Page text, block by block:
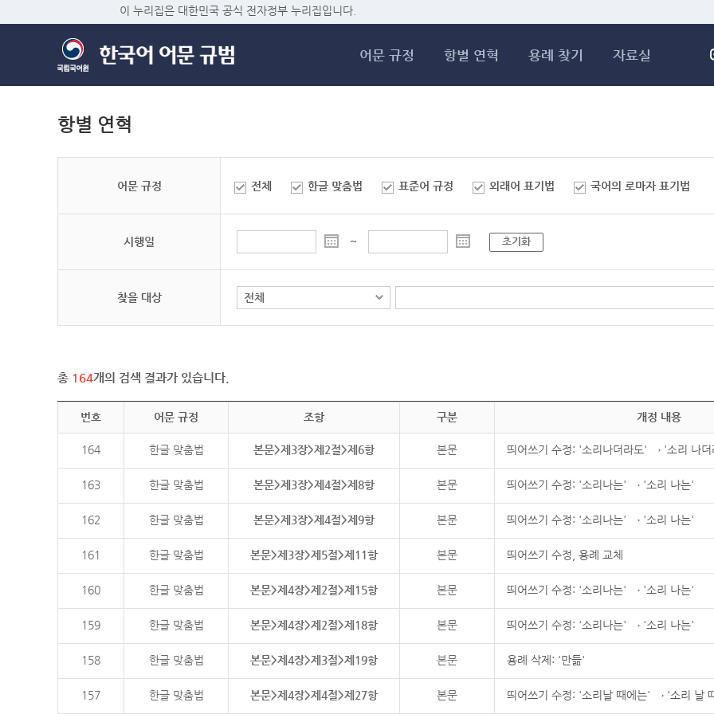
이 누리집은 대한민국 공식 전자정부 누리집입니다.
어문 규정 항별 연혁 용례 찾기 자료실
항별 연혁
어문 규정 전체 한글 맞춤법 표준어 규정 외래어 표기법 국어의 로마자 표기법
시행일 ~ 초기화
찾을 대상
총 164개의 검색 결과가 있습니다.
번호 어문 규정 조항 구분 개정 내용
164 한글 맞춤법 본문>제3장>제2절>제6항 본문 띄어쓰기 수정: '소리나더라도' → '소리 나더
163 한글 맞춤법 본문>제3장>제4절>제8항 본문 띄어쓰기 수정: '소리나는' → '소리 나는'
162 한글 맞춤법 본문>제3장>제4절>제9항 본문 띄어쓰기 수정: '소리나는' → '소리 나는'
161 한글 맞춤법 본문>제3장>제5절>제11항 본문 띄어쓰기 수정, 용례 교체
160 한글 맞춤법 본문>제4장>제2절>제15항 본문 띄어쓰기 수정: '소리나는' → '소리 나는'
159 한글 맞춤법 본문>제4장>제2절>제18항 본문 띄어쓰기 수정: '소리나는' → '소리 나는'
158 한글 맞춤법 본문>제4장>제3절>제19항 본문 용례 삭제: '만듦'
157 한글 맞춤법 본문>제4장>제4절>제27항 본문 띄어쓰기 수정: '소리날 때에는' → '소리 날